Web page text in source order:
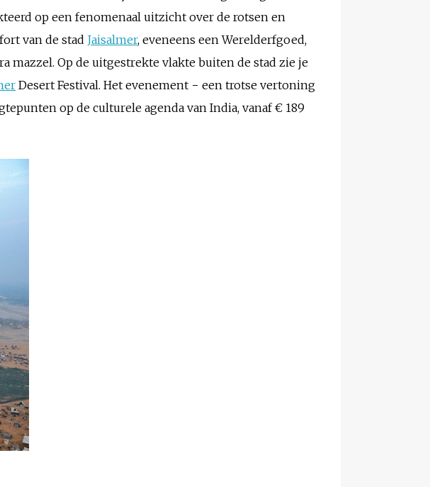
op een fenomenaal uitzicht over de rotsen en
van de stad Jaisalmer, eveneens een Werelderfgoed,
mazzel. Op de uitgestrekte vlakte buiten de stad zie je
Desert Festival. Het evenement − een trotse vertoning
op de culturele agenda van India, vanaf € 189